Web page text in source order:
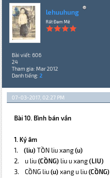
lehuuhung
Rất Đam Mê
Bài viết: 606
24
Tham gia: Mar 2012
Danh tiếng: 2
07-03-2017, 02:27 PM
Bài 10. Bình bán vắn
1. Ký âm
1.
(liu)TỒN liu xang(u)
2.
u liu (CỒNG) liu u xang(LIU)
3.
CỒNG liu (u)xang u liu(CỒNG)